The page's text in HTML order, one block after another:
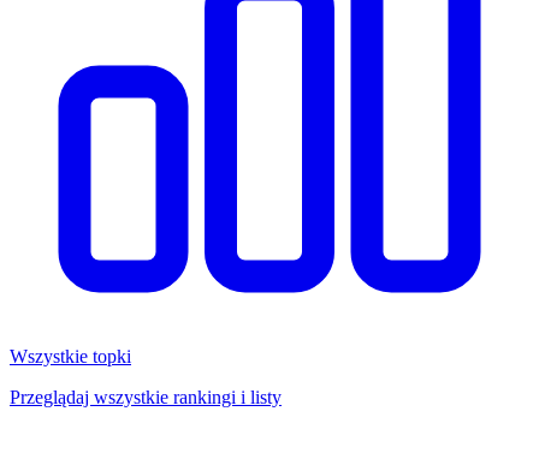
Wszystkie topki
Przeglądaj wszystkie rankingi i listy